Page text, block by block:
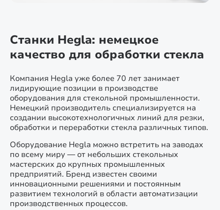
Станки Hegla: немецкое
качество для обработки стекла
Компания Hegla уже более 70 лет занимает
лидирующие позиции в производстве
оборудования для стекольной промышленности.
Немецкий производитель специализируется на
создании высокотехнологичных линий для резки,
обработки и переработки стекла различных типов.
Оборудование Hegla можно встретить на заводах
по всему миру — от небольших стекольных
мастерских до крупных промышленных
предприятий. Бренд известен своими
инновационными решениями и постоянным
развитием технологий в области автоматизации
производственных процессов.